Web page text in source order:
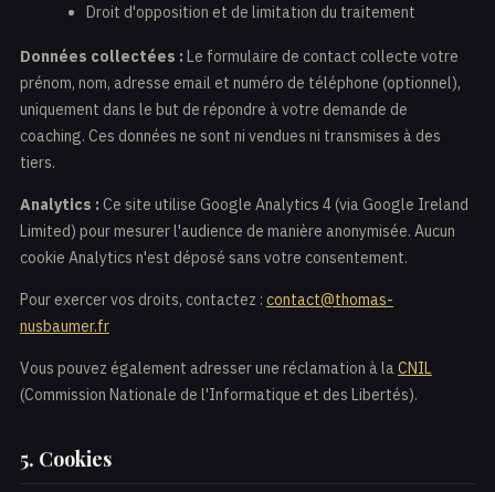
Droit d'opposition et de limitation du traitement
Données collectées : Le formulaire de contact collecte votre
prénom, nom, adresse email et numéro de téléphone (optionnel),
uniquement dans le but de répondre à votre demande de
coaching. Ces données ne sont ni vendues ni transmises à des
tiers.
Analytics : Ce site utilise Google Analytics 4 (via Google Ireland
Limited) pour mesurer l'audience de manière anonymisée. Aucun
cookie Analytics n'est déposé sans votre consentement.
Pour exercer vos droits, contactez : contact@thomas-
nusbaumer.fr
Vous pouvez également adresser une réclamation à la CNIL
(Commission Nationale de l'Informatique et des Libertés).
5. Cookies